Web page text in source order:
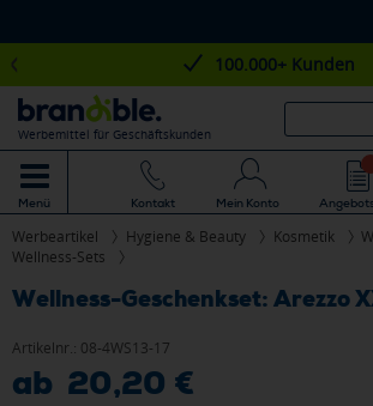
100.000+ Kunden
Werbemittel für Geschäftskunden
Menü Kontakt Mein Konto
Werbeartikel Hygiene & Beauty Kosmetik
Wellness-Sets
Wellness-Geschenkset: Arezzo
Artikelnr.: 08-4WS13-17
ab 20,20 €